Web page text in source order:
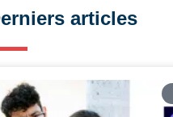
articles